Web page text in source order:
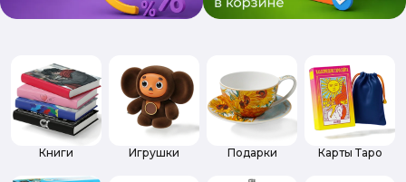
Книги Игрушки Подарки Карты Таро